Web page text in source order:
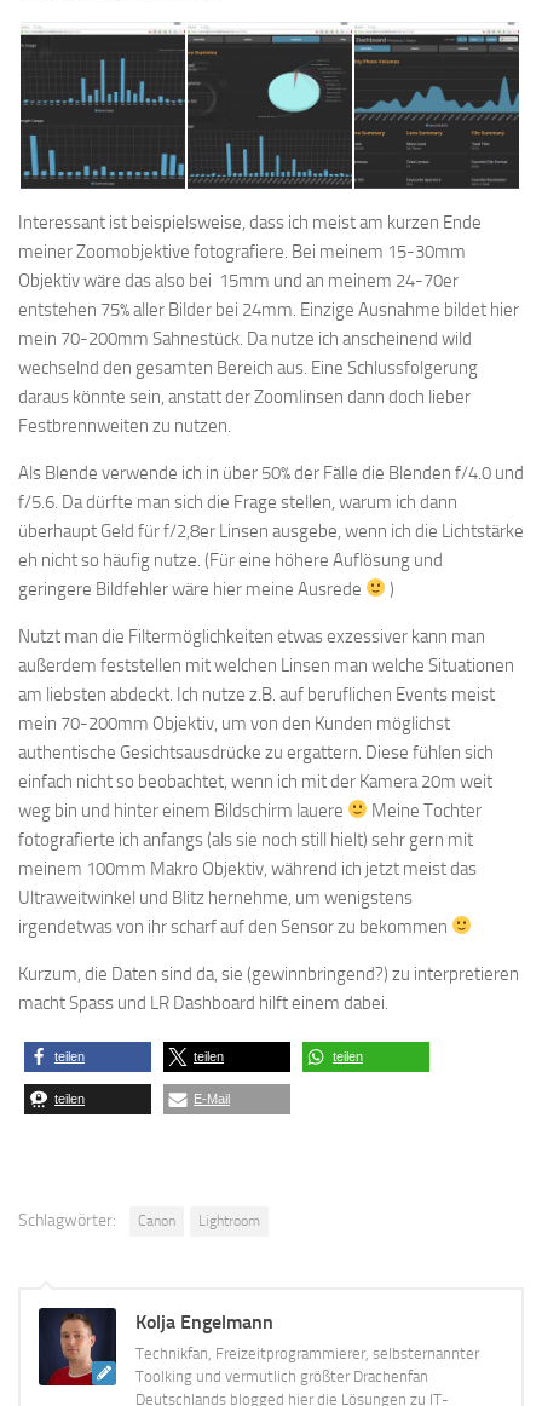
Interessant ist beispielsweise, dass ich meist am kurzen Ende
meiner Zoomobjektive fotografiere. Bei meinem 15-30mm
Objektiv wäre das also bei 15mm und an meinem 24-70er
entstehen 75% aller Bilder bei 24mm. Einzige Ausnahme bildet hier
mein 70-200mm Sahnestück. Da nutze ich anscheinend wild
wechselnd den gesamten Bereich aus. Eine Schlussfolgerung
daraus könnte sein, anstatt der Zoomlinsen dann doch lieber
Festbrennweiten zu nutzen.
Als Blende verwende ich in über 50% der Fälle die Blenden f/4.0 und
f/5.6. Da dürfte man sich die Frage stellen, warum ich dann
überhaupt Geld für f/2,8er Linsen ausgebe, wenn ich die Lichtstärke
eh nicht so häufig nutze. (Für eine höhere Auflösung und
geringere Bildfehler wäre hier meine Ausrede
)
Nutzt man die Filtermöglichkeiten etwas exzessiver kann man
außerdem feststellen mit welchen Linsen man welche Situationen
am liebsten abdeckt. Ich nutze z.B. auf beruflichen Events meist
mein 70-200mm Objektiv, um von den Kunden möglichst
authentische Gesichtsausdrücke zu ergattern. Diese fühlen sich
einfach nicht so beobachtet, wenn ich mit der Kamera 20m weit
weg bin und hinter einem Bildschirm lauere
Meine Tochter
fotografierte ich anfangs (als sie noch still hielt) sehr gern mit
meinem 100mm Makro Objektiv, während ich jetzt meist das
Ultraweitwinkel und Blitz hernehme, um wenigstens
irgendetwas von ihr scharf auf den Sensor zu bekommen
Kurzum, die Daten sind da, sie (gewinnbringend?) zu interpretieren
macht Spass und LR Dashboard hilft einem dabei.
teilen teilen teilen
teilen E-Mail
Schlagwörter: Canon Lightroom
Kolja Engelmann
Technikfan, Freizeitprogrammierer, selbsternannter
Toolking und vermutlich größter Drachenfan
Deutschlands blogged hier die Lösungen zu IT-